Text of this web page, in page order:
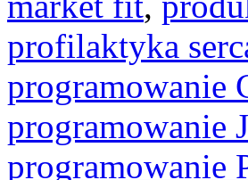
profilaktyka
programowanie
programowanie
programowanie